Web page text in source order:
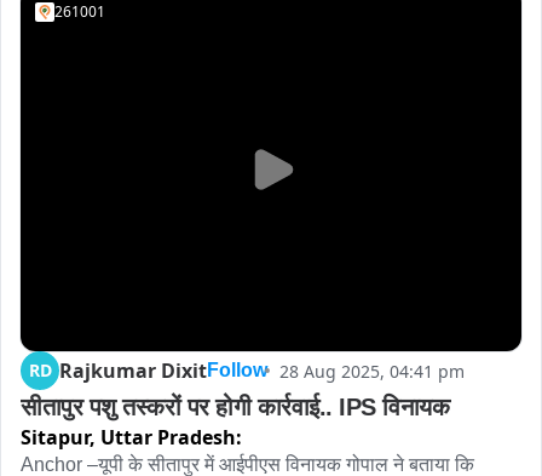
261001
RD Rajkumar DixitFollow 28 Aug 2025, 04:41 pm
सीतापुर पशु तस्करों पर होगी कार्रवाई.. IPS विनायक
Sitapur, Uttar Pradesh:
Anchor –यूपी के सीतापुर में आईपीएस विनायक गोपाल ने बताया कि